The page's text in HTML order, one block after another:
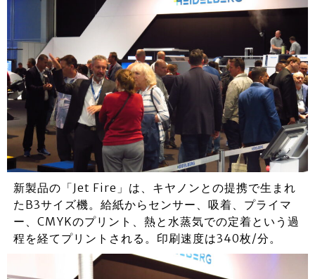
新製品の「Jet Fire」は、キヤノンとの提携で生まれ
たB3サイズ機。給紙からセンサー、吸着、プライマ
ー、CMYKのプリント、熱と水蒸気での定着という過
程を経てプリントされる。印刷速度は340枚/分。